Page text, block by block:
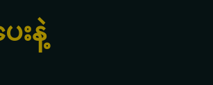
းနဲ့